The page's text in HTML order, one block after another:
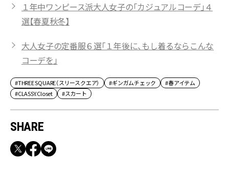
１年中ワンピース派大人女子の「カジュアルコーデ」４
選【春夏秋冬】
大人女子の定番服６選「１年後に、もし着るならこんな
コーデを」
#THREE SQUARE（スリースクエア） #ギンガムチェック
#春アイテム
#CLASSY.Closet
#スカート
SHARE